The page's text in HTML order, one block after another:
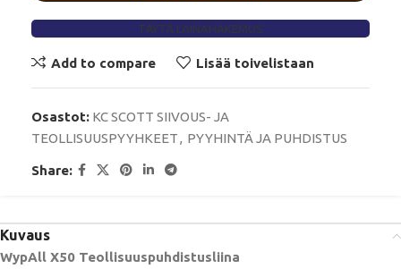
TÄYTÄ LAINAHAKEMUS
Add to compare Lisää toivelistaan
Osastot: KC SCOTT SIIVOUS- JA
TEOLLISUUSPYYHKEET, PYYHINTÄ JA PUHDISTUS
Share:
Kuvaus
WypAll X50 Teollisuuspuhdistusliina